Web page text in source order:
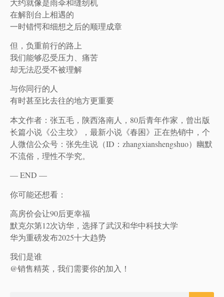
在解剖台上相遇的
一时错愕和细想之后的顺理成章
但，负重前行的路上
我们能够忍受压力、痛苦
却无法忍受不被理解
与你同行的人
有时甚至比去往的地方更重要
本文作者：张五毛，陕西洛南人，80后青年作家，曾出版
长篇小说《公主坟》，最新小说《春困》正在热销中，个
人微信公众号：张先生说（ID：zhangxianshengshuo）幽默
不流俗，理性不学究。
— END —
你可能还想看：
高房价会让90后更幸福
默克尔第12次访华，选择了武汉和华中科技大学
华为重磅发布2025十大趋势
我们是谁
@销售精英，我们需要你的加入！